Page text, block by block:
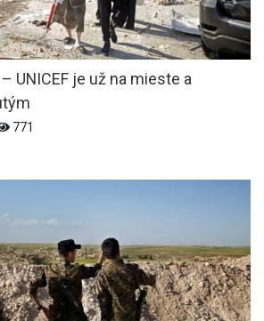
UNICEF je už na mieste a
771